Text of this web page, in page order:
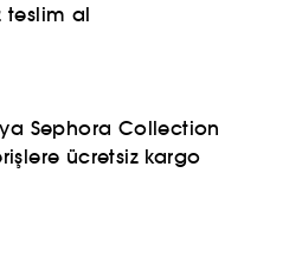
teslim al
Sephora Collection
ücretsiz kargo